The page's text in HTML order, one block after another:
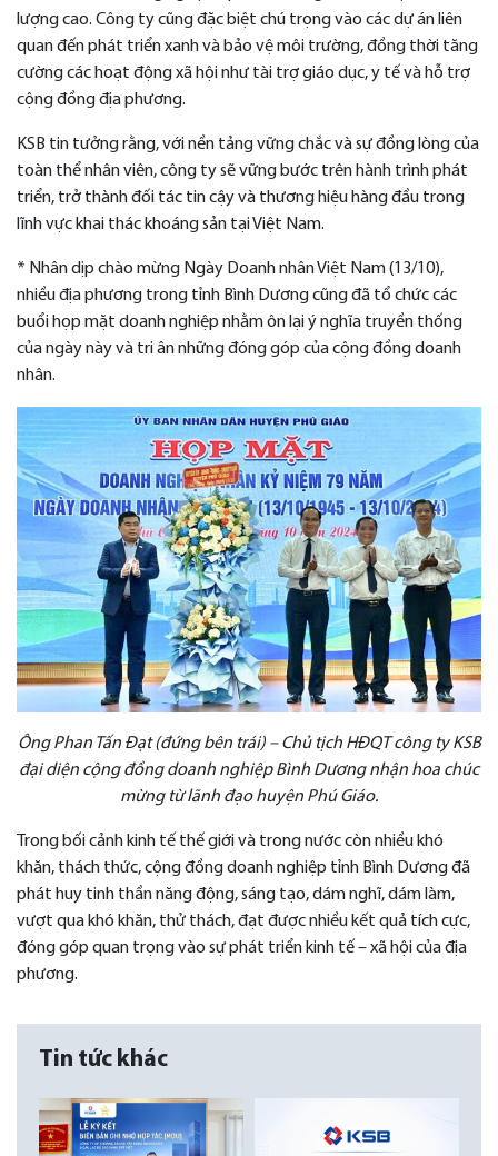
lượng cao. Công ty cũng đặc biệt chú trọng vào các dự án liên
quan đến phát triển xanh và bảo vệ môi trường, đồng thời tăng
cường các hoạt động xã hội như tài trợ giáo dục, y tế và hỗ trợ
cộng đồng địa phương.
KSB tin tưởng rằng, với nền tảng vững chắc và sự đồng lòng của
toàn thể nhân viên, công ty sẽ vững bước trên hành trình phát
triển, trở thành đối tác tin cậy và thương hiệu hàng đầu trong
lĩnh vực khai thác khoáng sản tại Việt Nam.
* Nhân dịp chào mừng Ngày Doanh nhân Việt Nam (13/10),
nhiều địa phương trong tỉnh Bình Dương cũng đã tổ chức các
buổi họp mặt doanh nghiệp nhằm ôn lại ý nghĩa truyền thống
của ngày này và tri ân những đóng góp của cộng đồng doanh
nhân.
Ông Phan Tấn Đạt (đứng bên trái) – Chủ tịch HĐQT công ty KSB
đại diện cộng đồng doanh nghiệp Bình Dương nhận hoa chúc
mừng từ lãnh đạo huyện Phú Giáo.
Trong bối cảnh kinh tế thế giới và trong nước còn nhiều khó
khăn, thách thức, cộng đồng doanh nghiệp tỉnh Bình Dương đã
phát huy tinh thần năng động, sáng tạo, dám nghĩ, dám làm,
vượt qua khó khăn, thử thách, đạt được nhiều kết quả tích cực,
đóng góp quan trọng vào sự phát triển kinh tế – xã hội của địa
phương.
Tin tức khác